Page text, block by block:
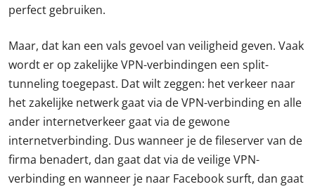
perfect gebruiken.
Maar, dat kan een vals gevoel van veiligheid geven. Vaak
wordt er op zakelijke VPN-verbindingen een split-
tunneling toegepast. Dat wilt zeggen: het verkeer naar
het zakelijke netwerk gaat via de VPN-verbinding en alle
ander internetverkeer gaat via de gewone
internetverbinding. Dus wanneer je de fileserver van de
firma benadert, dan gaat dat via de veilige VPN-
verbinding en wanneer je naar Facebook surft, dan gaat